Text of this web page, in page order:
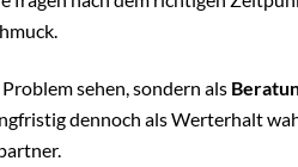
sehen, sondern als
dennoch als Werterhalt